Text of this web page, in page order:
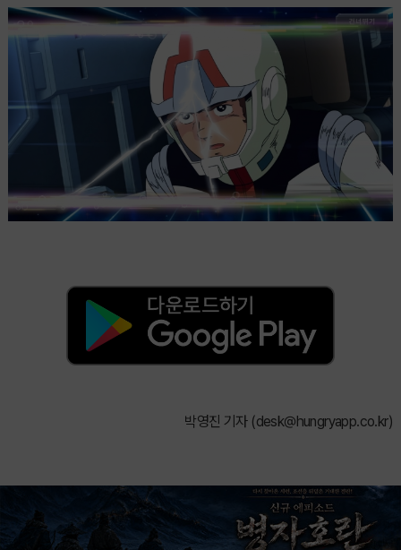
박영진 기자 (desk@hungryapp.co.kr)